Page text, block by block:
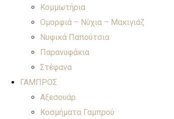
Κομμωτήρια
Ομορφιά – Νύχια – Μακιγιάζ
Νυφικά Παπούτσια
Παρανυφάκια
Στέφανα
ΓΑΜΠΡΟΣ
Αξεσουάρ
Κοσμήματα Γαμπρού